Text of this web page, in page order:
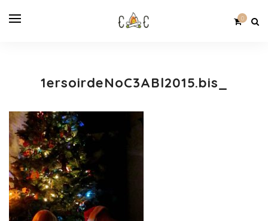
0
1ersoirdeNoC3ABl2015.bis_